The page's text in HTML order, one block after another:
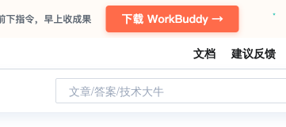
文档 建议反馈
文章/答案/技术大牛